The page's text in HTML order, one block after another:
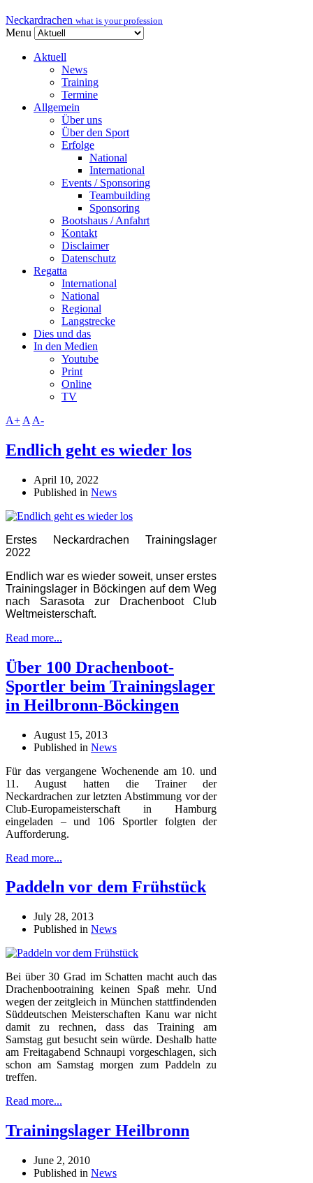
Neckardrachen what is your profession
Menu
Aktuell
News
Training
Termine
Allgemein
Über uns
Über den Sport
Erfolge
National
International
Events / Sponsoring
Teambuilding
Sponsoring
Bootshaus / Anfahrt
Kontakt
Disclaimer
Datenschutz
Regatta
International
National
Regional
Langstrecke
Dies und das
In den Medien
Youtube
Print
Online
TV
A+ A A-
Endlich geht es wieder los
April 10, 2022
Published in News
Erstes Neckardrachen Trainingslager
2022
Endlich war es wieder soweit, unser erstes
Trainingslager in Böckingen auf dem Weg
nach Sarasota zur Drachenboot Club
Weltmeisterschaft.
Read more...
Über 100 Drachenboot-
Sportler beim Trainingslager
in Heilbronn-Böckingen
August 15, 2013
Published in News
Für das vergangene Wochenende am 10. und
11. August hatten die Trainer der
Neckardrachen zur letzten Abstimmung vor der
Club-Europameisterschaft in Hamburg
eingeladen – und 106 Sportler folgten der
Aufforderung.
Read more...
Paddeln vor dem Frühstück
July 28, 2013
Published in News
Bei über 30 Grad im Schatten macht auch das
Drachenbootraining keinen Spaß mehr. Und
wegen der zeitgleich in München stattfindenden
Süddeutschen Meisterschaften Kanu war nicht
damit zu rechnen, dass das Training am
Samstag gut besucht sein würde. Deshalb hatte
am Freitagabend Schnaupi vorgeschlagen, sich
schon am Samstag morgen zum Paddeln zu
treffen.
Read more...
Trainingslager Heilbronn
June 2, 2010
Published in News